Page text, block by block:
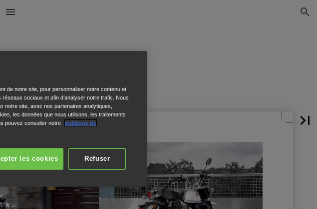
de notre site, pour personnaliser notre contenu et
sociaux et afin d’analyser notre trafic. Nous
notre site, avec nos partenaires analytiques,
les données que nous utilisons, les traitements
pouvez consulter notre
politique de
Refuser
les cookies